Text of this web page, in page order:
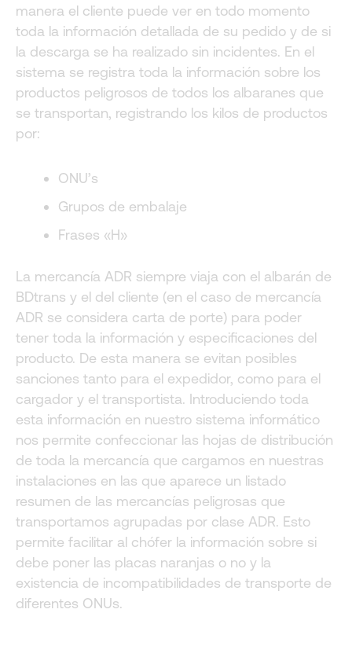
manera el cliente puede ver en todo momento
toda la información detallada de su pedido y de si
la descarga se ha realizado sin incidentes. En el
sistema se registra toda la información sobre los
productos peligrosos de todos los albaranes que
se transportan, registrando los kilos de productos
por:
ONU’s
Grupos de embalaje
Frases «H»
La mercancía ADR siempre viaja con el albarán de
BDtrans y el del cliente (en el caso de mercancía
ADR se considera carta de porte) para poder
tener toda la información y especificaciones del
producto. De esta manera se evitan posibles
sanciones tanto para el expedidor, como para el
cargador y el transportista. Introduciendo toda
esta información en nuestro sistema informático
nos permite confeccionar las hojas de distribución
de toda la mercancía que cargamos en nuestras
instalaciones en las que aparece un listado
resumen de las mercancías peligrosas que
transportamos agrupadas por clase ADR. Esto
permite facilitar al chófer la información sobre si
debe poner las placas naranjas o no y la
existencia de incompatibilidades de transporte de
diferentes ONUs.